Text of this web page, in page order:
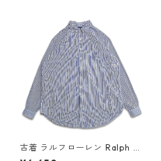
古着 ラルフローレン Ralph La
uren ボタンダウンシャツ スト